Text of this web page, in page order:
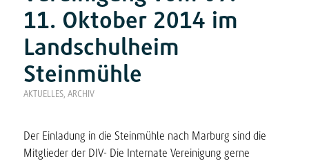
11. Oktober 2014 im
Landschulheim
Steinmühle
AKTUELLES, ARCHIV
Der Einladung in die Steinmühle nach Marburg sind die
Mitglieder der DIV- Die Internate Vereinigung gerne